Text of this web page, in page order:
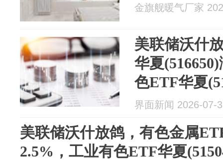
金旗舰暖气厂家
美联储沃什
华夏
色ETF华夏
界面新闻 2026-07-
美联储沃什放鸽，有色金属
2.5%，工业有色ETF华夏